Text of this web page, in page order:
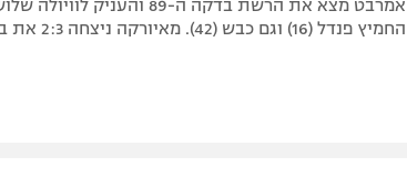
אמרבט מצא את הרשת בדקה ה-89
החמיץ פנדל (16) וגם כבש (42). מאיורקה ניצחה 2:3 את בילבאו